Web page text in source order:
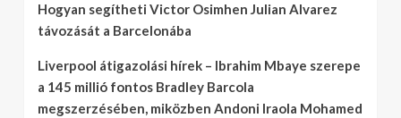
Hogyan segítheti Victor Osimhen Julian Alvarez
távozását a Barcelonába
Liverpool átigazolási hírek – Ibrahim Mbaye szerepe
a 145 millió fontos Bradley Barcola
megszerzésében, miközben Andoni Iraola Mohamed